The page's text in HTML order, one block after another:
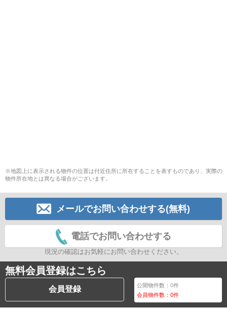
※地図上に表示される物件の位置は付近住所に所在することを表すものであり、実際の
物件所在地とは異なる場合がございます。
メールでお問い合わせする(無料)
電話でお問い合わせする
現況の確認はお気軽にお問い合わせください。
無料会員登録はこちら
会員登録 公開物件数：0件
会員物件数：0件